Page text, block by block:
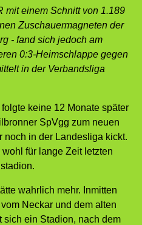
mit einem Schnitt von 1.189
Zuschauermagneten der
- fand sich jedoch am
0:3-Heimschlappe gegen
in der Verbandsliga
keine 12 Monate später
SpVgg zum neuen
noch in der Landesliga kickt.
für lange Zeit letzten
wahrlich mehr. Inmitten
Neckar und dem alten
sich ein Stadion, nach dem